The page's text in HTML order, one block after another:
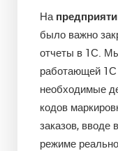
На
было важно
отчеты в 1С.
работающей 1С
необходимые
кодов
заказов, вводе
режиме